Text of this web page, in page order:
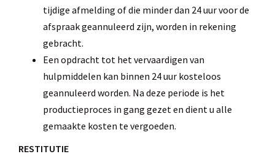
tijdige afmelding of die minder dan 24 uur voor de
afspraak geannuleerd zijn, worden in rekening
gebracht.
Een opdracht tot het vervaardigen van
hulpmiddelen kan binnen 24 uur kosteloos
geannuleerd worden. Na deze periode is het
productieproces in gang gezet en dient u alle
gemaakte kosten te vergoeden.
RESTITUTIE